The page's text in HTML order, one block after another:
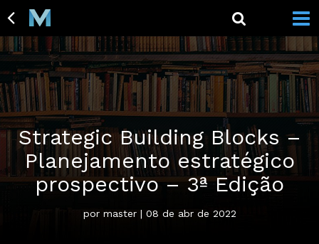
Strategic Building Blocks –
Planejamento estratégico
prospectivo – 3ª Edição
por master | 08 de abr de 2022